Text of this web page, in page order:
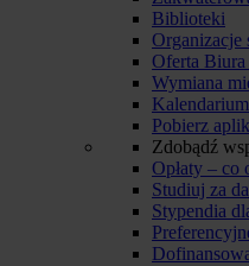
Biblioteki
Organizacje
Oferta
Wymiana
Pobierz
Zdobądź
Opłaty – co
Studiuj za
Stypendia